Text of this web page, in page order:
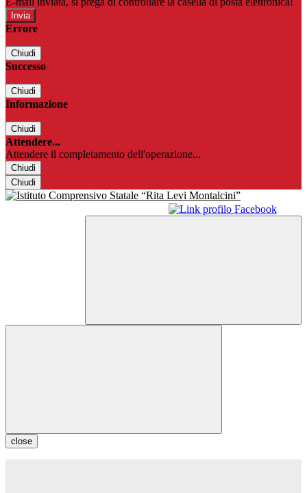
Errore
Chiudi
Successo
Chiudi
Informazione
Chiudi
Attendere...
Attendere il completamento dell'operazione...
Chiudi
Chiudi
close